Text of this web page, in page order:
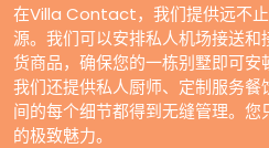
在Villa Contact，我们提供远不
源。我们可以安排私人机场接送
货商品，确保您的一栋别墅即可安
我们还提供私人厨师、定制服务
间的每个细节都得到无缝管理。
的极致魅力。